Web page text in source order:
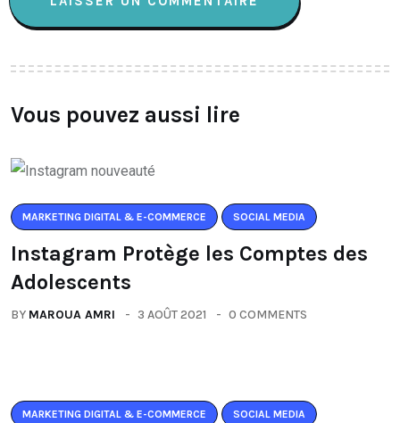
Vous pouvez aussi lire
MARKETING DIGITAL & E-COMMERCE SOCIAL MEDIA
Instagram Protège les Comptes des
Adolescents
BY MAROUA AMRI 3 AOÛT 2021 0 COMMENTS
MARKETING DIGITAL & E-COMMERCE SOCIAL MEDIA